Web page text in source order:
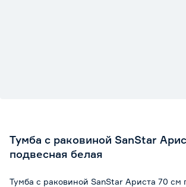
Тумба с раковиной SanStar
подвесная белая
Тумба с раковиной SanStar Ариста 70 см